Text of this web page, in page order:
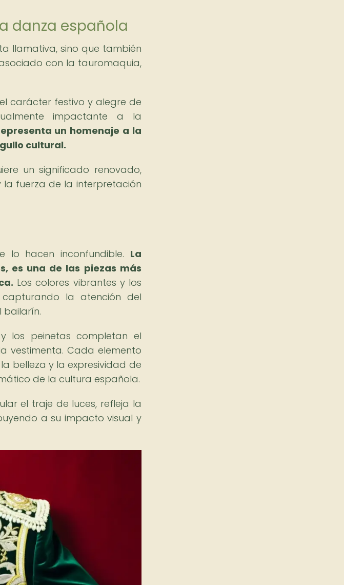
danza española
llamativa, sino que también
con la tauromaquia,
carácter festivo y alegre de
impactante a la
un homenaje a la
cultural.
un significado renovado,
la fuerza de la interpretación
lo hacen inconfundible. La
es una de las piezas más
Los colores vibrantes y los
la atención del
bailarín.
los peinetas completan el
vestimenta. Cada elemento
belleza y la expresividad de
de la cultura española.
el traje de luces, refleja la
a su impacto visual y